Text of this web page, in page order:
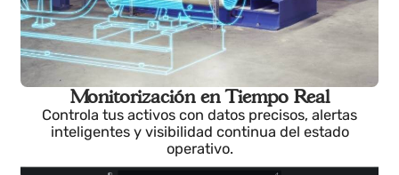
Monitorización en Tiempo Real